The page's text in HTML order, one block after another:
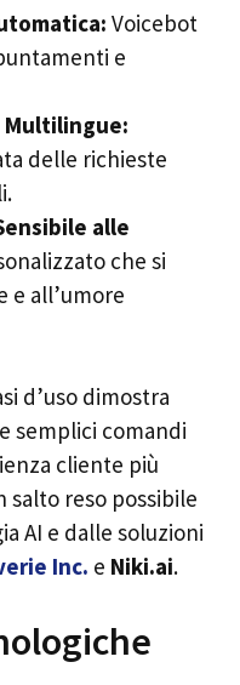
Voicebot
e
delle richieste
alle
che si
e all’umore
d’uso dimostra
semplici comandi
cliente più
salto reso possibile
AI e dalle soluzioni
Inc. e Niki.ai.